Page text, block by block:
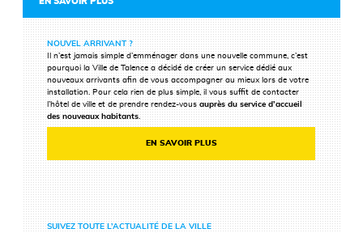
NOUVEL ARRIVANT ?
Il n’est jamais simple d’emménager dans une nouvelle commune, c’est
pourquoi la Ville de Talence a décidé de créer un service dédié aux
nouveaux arrivants afin de vous accompagner au mieux lors de votre
installation. Pour cela rien de plus simple, il vous suffit de contacter
l’hôtel de ville et de prendre rendez-vousauprès du service d’accueil
des nouveaux habitants .
EN SAVOIR PLUS
SUIVEZ TOUTE L’ACTUALITÉ DE LA VILLE